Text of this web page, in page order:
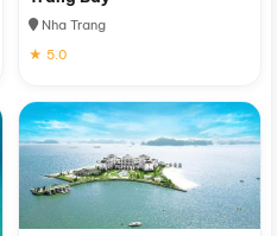
Nha Trang
★ 5.0